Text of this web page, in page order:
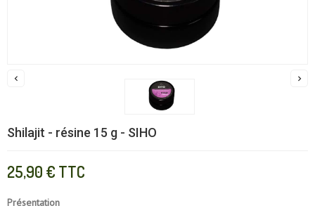
 
Shilajit - résine 15 g - SIHO
25,90 € TTC
Présentation